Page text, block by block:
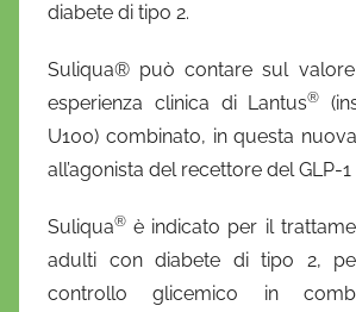
a
D
'
O
o
f
r
diabete di tipo 2.
Suliqua® può contare sul
esperienza clinica di Lantus®
U100) combinato, in questa
all’agonista del recettore del GLP-1
Suliqua® è indicato per il
adulti con diabete di tipo 2,
controllo glicemico in